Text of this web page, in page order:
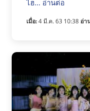
ไฮ... อ่านต่อ
เมื่อ:4 มี.ค. 63 10:38 อ่า